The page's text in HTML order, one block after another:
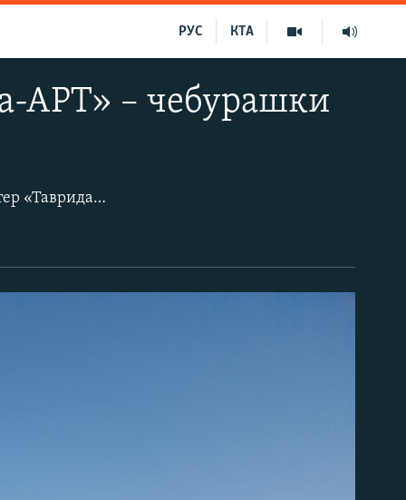
КТА
РУС
АРТ» – чебурашки
Створений волею Кремля та всупереч протестам місцевих активістів арткластер «Таврида» в бухті Капсель на сході Криму перекроює територію по-своєму. Тепер ще недавно майже незайманий берег бухти Капсель перетворюється на нагромадження безглуздих артоб'єктів та різноманітних кафешок. Крим втратив один з останніх незайманих куточків узбережжя, а разом з ними і частинe своєї природної унікальності.